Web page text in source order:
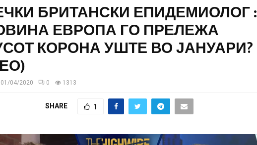
БРИТАНСКИ ЕПИДЕМИОЛОГ :
ЕВРОПА ГО ПРЕЛЕЖА
КОРОНА УШТЕ ВО ЈАНУАРИ?
01/04/2020 0 1313
SHARE 1